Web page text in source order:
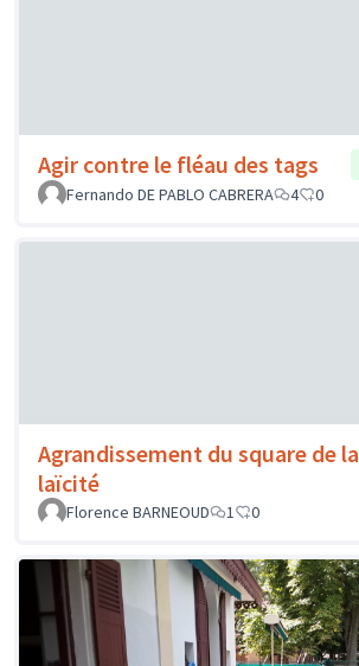
Agir contre le fléau des tags
Fernando DE PABLO CABRERA
4 0
Agrandissement du square de la
laïcité
Florence BARNEOUD
1 0